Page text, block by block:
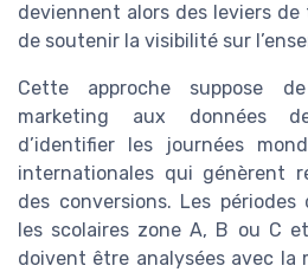
deviennent alors des leviers
de soutenir la visibilité sur
Cette approche suppose
marketing aux données
d’identifier les journées
internationales qui génèrent
des conversions. Les périodes
les scolaires zone A, B ou C
doivent être analysées avec la